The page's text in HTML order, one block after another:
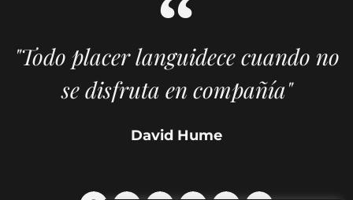
"Todo placer languidece cuando no
se disfruta en compañía"
David Hume